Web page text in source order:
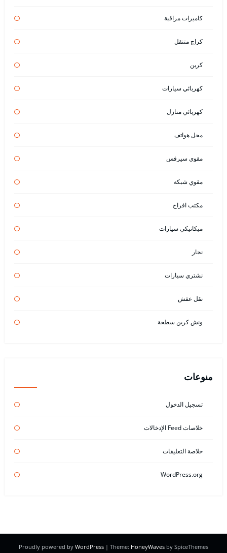
كاميرات مراقبة
كراج متنقل
كرين
كهربائي سيارات
كهربائي منازل
محل هواتف
مقوي سيرفس
مقوي شبكة
مكتب افراح
ميكانيكي سيارات
نجار
نشتري سيارات
نقل عفش
ونش كرين سطحة
منوعات
تسجيل الدخول
خلاصات Feed الإدخالات
خلاصة التعليقات
WordPress.org
Proudly powered by WordPress | Theme: HoneyWaves by SpiceThemes